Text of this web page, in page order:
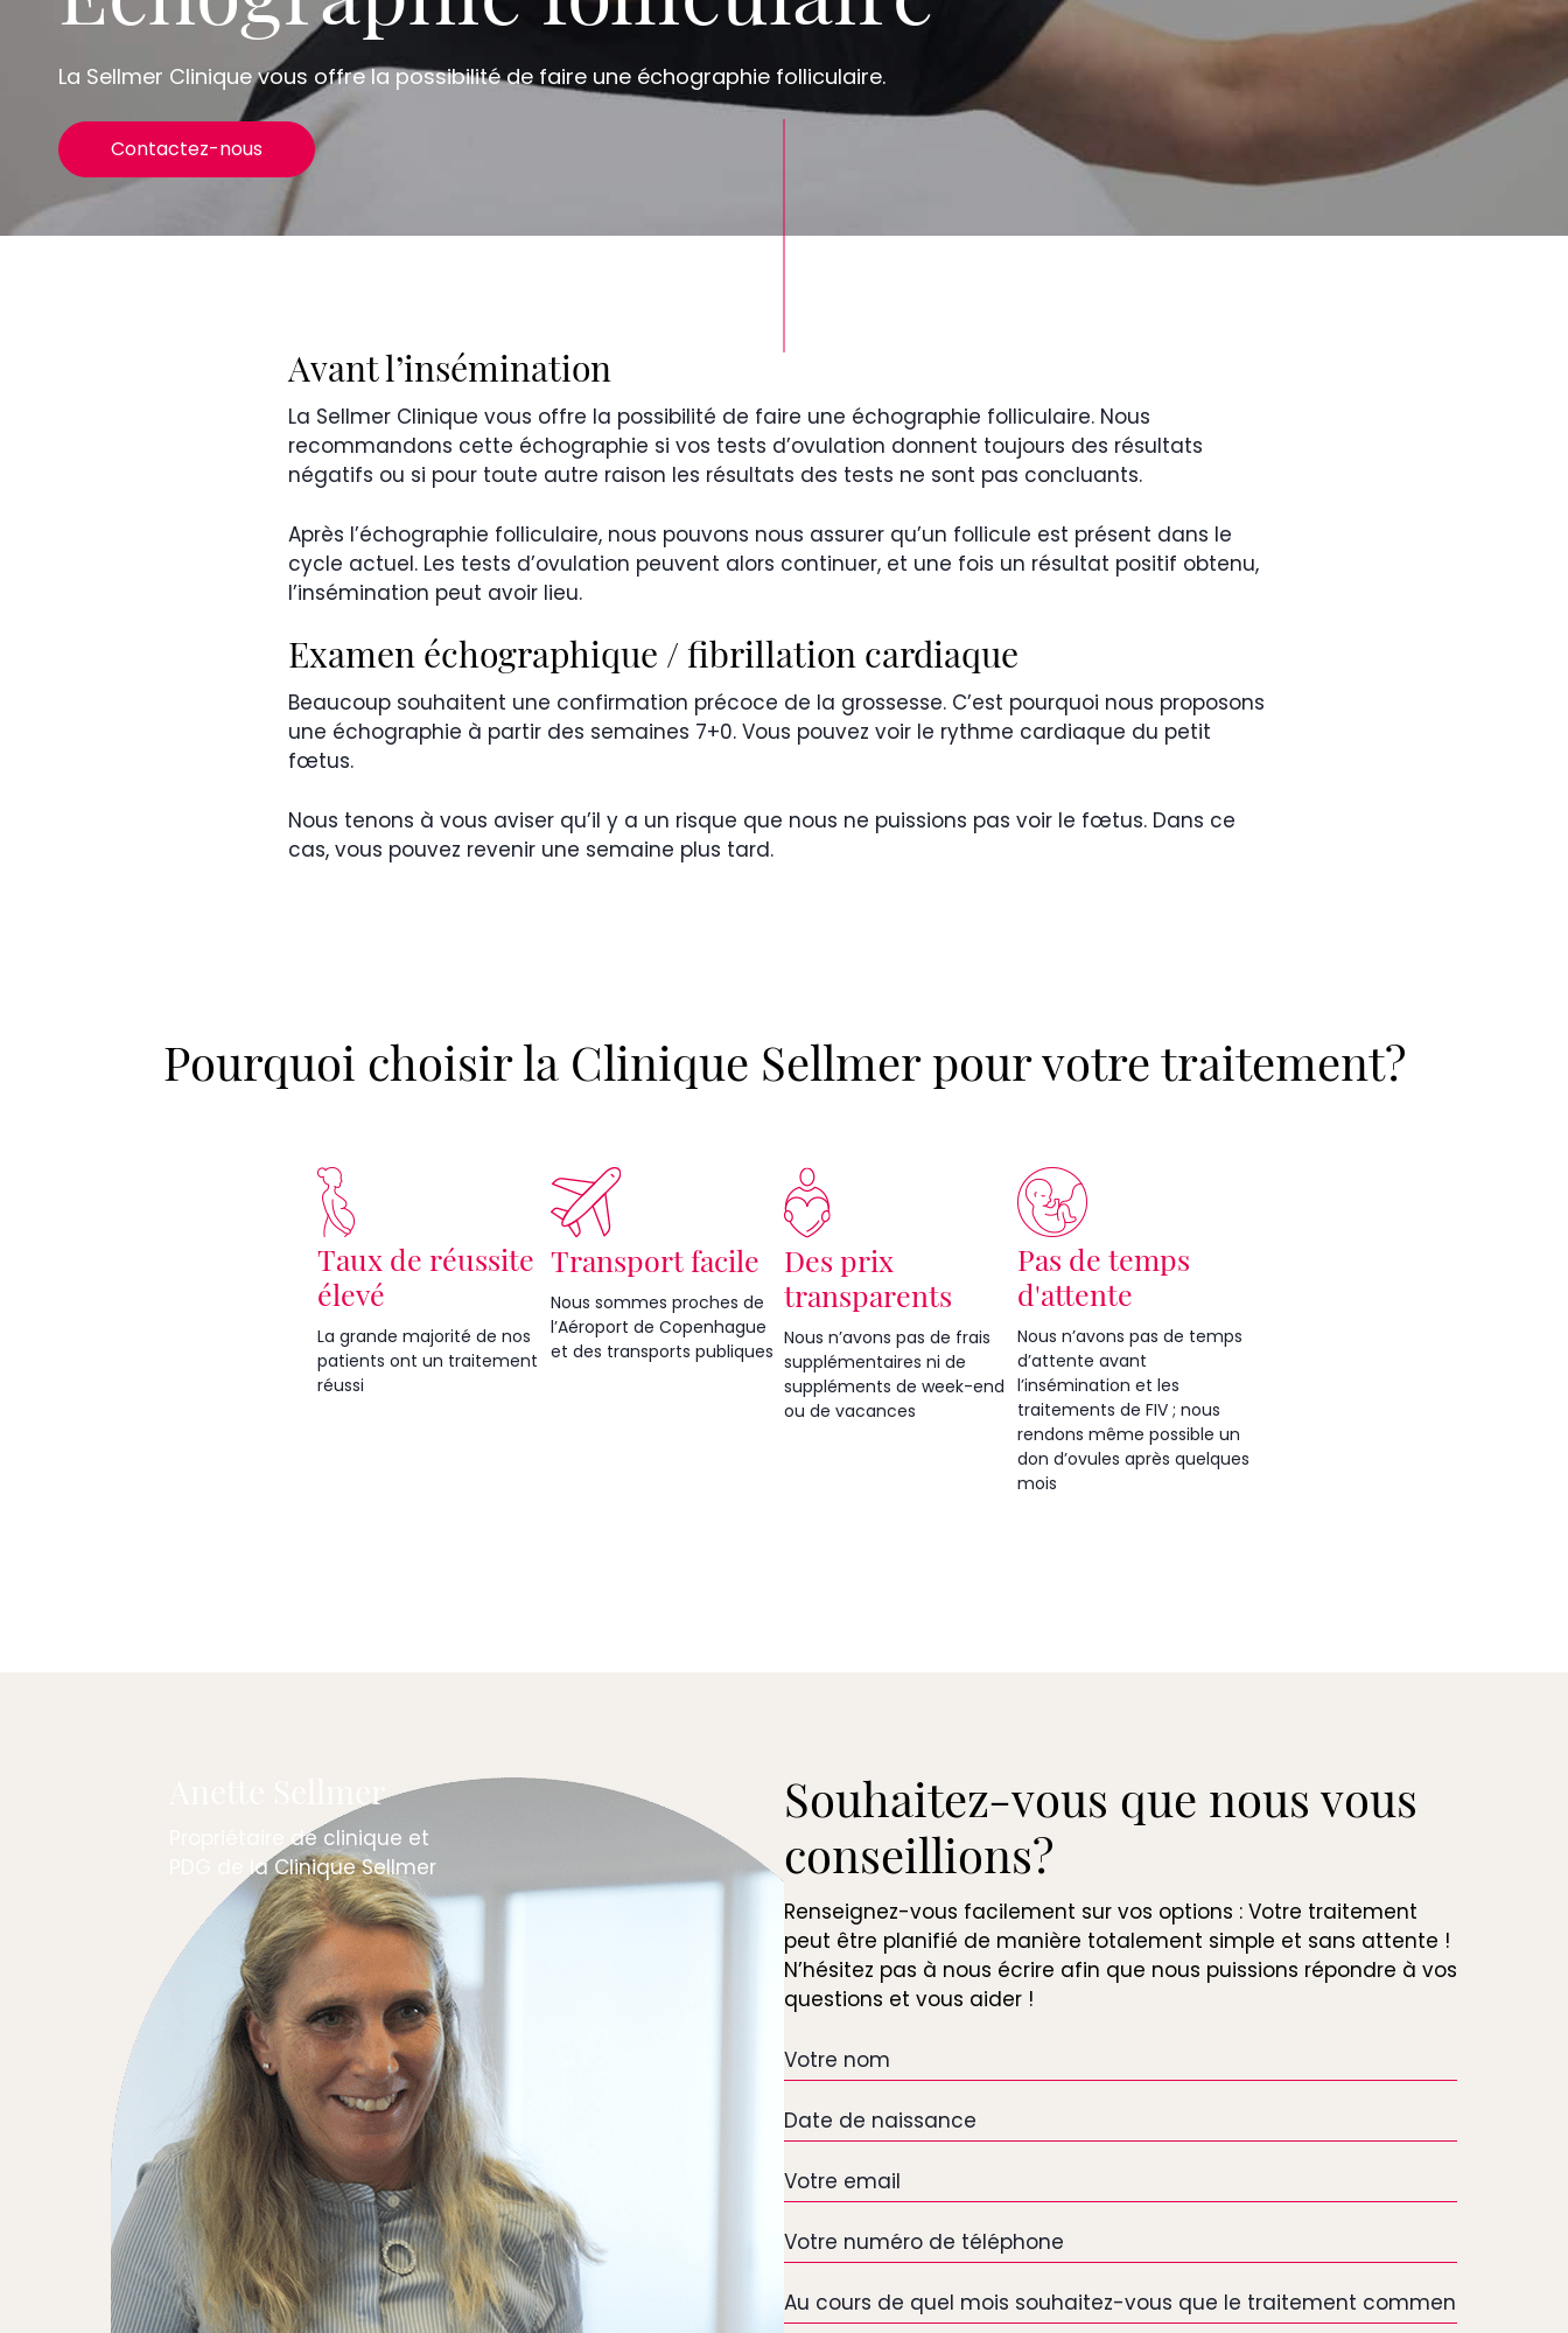
La Sellmer Clinique vous offre la possibilité de faire une échographie folliculaire.
Contactez-nous
Avant l’insémination
La Sellmer Clinique vous offre la possibilité de faire une échographie folliculaire. Nous
recommandons cette échographie si vos tests d’ovulation donnent toujours des résultats
négatifs ou si pour toute autre raison les résultats des tests ne sont pas concluants.
Après l’échographie folliculaire, nous pouvons nous assurer qu’un follicule est présent dans le
cycle actuel. Les tests d’ovulation peuvent alors continuer, et une fois un résultat positif obtenu,
l’insémination peut avoir lieu.
Examen échographique / fibrillation cardiaque
Beaucoup souhaitent une confirmation précoce de la grossesse. C’est pourquoi nous proposons
une échographie à partir des semaines 7+0. Vous pouvez voir le rythme cardiaque du petit
fœtus.
Nous tenons à vous aviser qu’il y a un risque que nous ne puissions pas voir le fœtus. Dans ce
cas, vous pouvez revenir une semaine plus tard.
Pourquoi choisir la Clinique Sellmer pour votre traitement?
Taux de réussite
élevé
La grande majorité de nos
patients ont un traitement
réussi
Transport facile
Nous sommes proches de
l’Aéroport de Copenhague
et des transports publiques
Des prix
transparents
Nous n’avons pas de frais
supplémentaires ni de
suppléments de week-end
ou de vacances
Pas de temps
d'attente
Nous n’avons pas de temps
d’attente avant
l’insémination et les
traitements de FIV ; nous
rendons même possible un
don d’ovules après quelques
mois
Anette Sellmer
Propriétaire de clinique et
PDG de la Clinique Sellmer
Souhaitez-vous que nous vous
conseillions?
Renseignez-vous facilement sur vos options : Votre traitement
peut être planifié de manière totalement simple et sans attente !
N’hésitez pas à nous écrire afin que nous puissions répondre à vos
questions et vous aider !
Votre
nom
Date
de
Votre
email
Votre
numéro
Au
cours